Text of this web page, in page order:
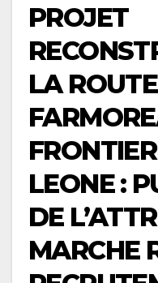
PROJET
LA
LEONE :
DE
MARCHE